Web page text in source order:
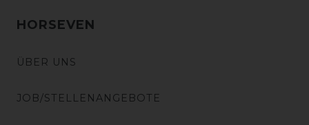
HORSEVEN
ÜBER UNS
JOB/STELLENANGEBOTE